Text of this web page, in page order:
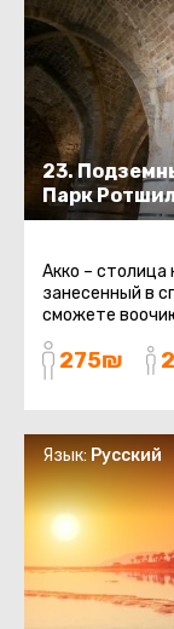
23.
Парк
Акко – столица
занесенный в
сможете
275₪
Язык: Русский